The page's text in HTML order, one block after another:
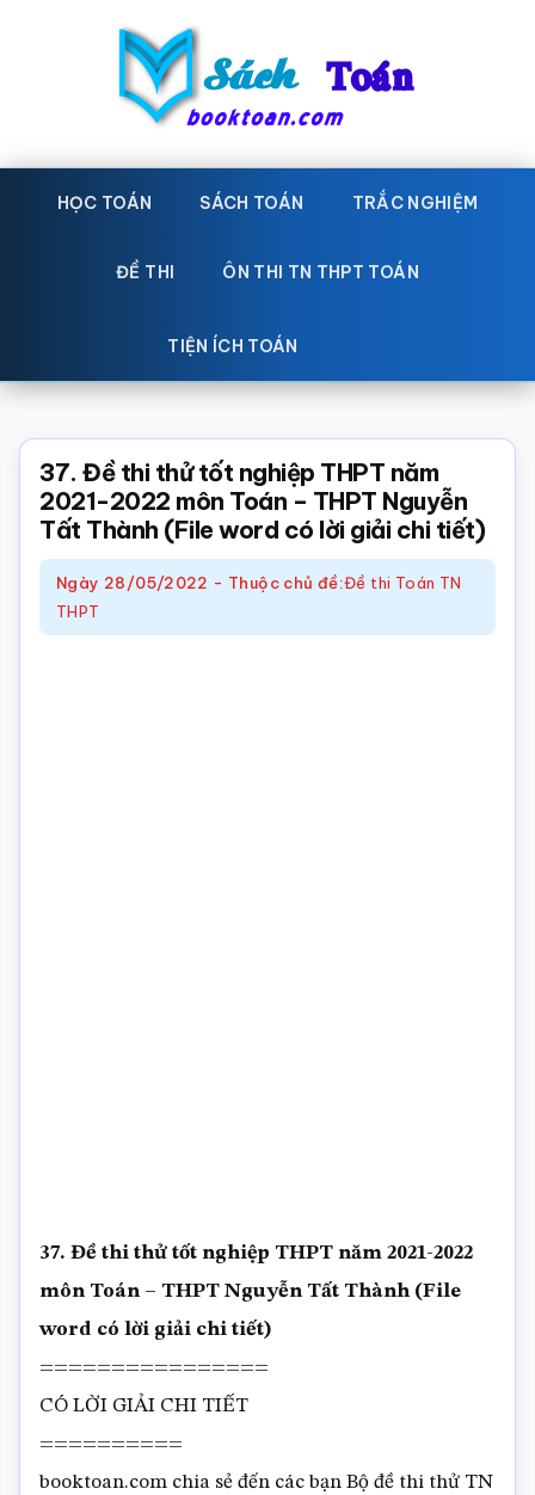
Sách
Toán
toán
Học
toán,
giáo
Toán,
trắc
nghiệm
Toán
online
HỌC TOÁN SÁCH TOÁN TRẮC NGHIỆM
ĐỀ THI ÔN THI TN THPT TOÁN
TIỆN ÍCH TOÁN
37. Đề thi thử tốt nghiệp THPT năm
2021-2022 môn Toán – THPT Nguyễn
Tất Thành (File word có lời giải chi tiết)
Ngày 28/05/2022 - Thuộc chủ đề:Đề thi Toán TN
THPT
37. Đề thi thử tốt nghiệp THPT năm 2021-2022
môn Toán – THPT Nguyễn Tất Thành (File
word có lời giải chi tiết)
================
CÓ LỜI GIẢI CHI TIẾT
==========
booktoan.com chia sẻ đến các bạn Bộ đề thi thử TN